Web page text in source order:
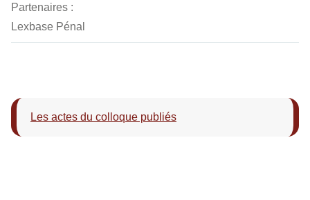
Partenaires :
Lexbase Pénal
Les actes du colloque publiés